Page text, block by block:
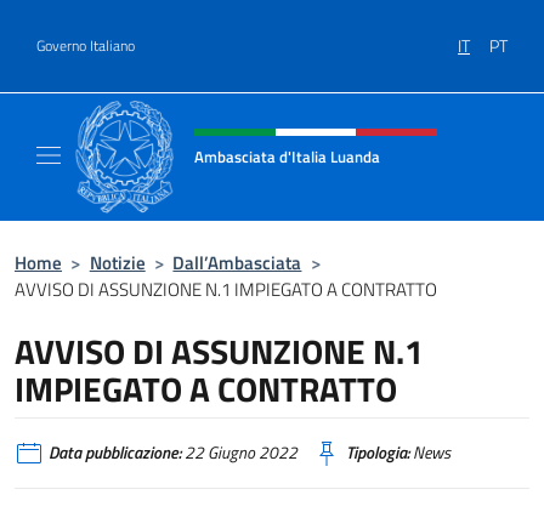
Governo Italiano IT PT
Intestazione sito, social e menù
Ambasciata d'Italia Luanda
Home > Notizie > Dall’Ambasciata >
AVVISO DI ASSUNZIONE N.1 IMPIEGATO A CONTRATTO
AVVISO DI ASSUNZIONE N.1
IMPIEGATO A CONTRATTO
Data pubblicazione:22 Giugno 2022 Tipologia:News